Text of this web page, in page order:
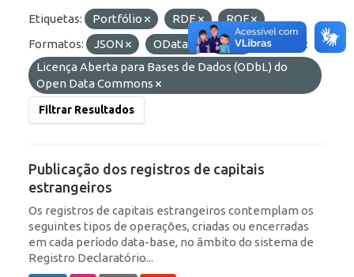
Etiquetas: Portfólio RDE
ROF
Formatos:
JSON OData API
Licenças:
Licença Aberta para Bases de Dados (ODbL) do
Open Data Commons
Filtrar Resultados
Publicação dos registros de capitais
estrangeiros
Os registros de capitais estrangeiros contemplam os
seguintes tipos de operações, criadas ou encerradas
em cada período data-base, no âmbito do sistema de
Registro Declaratório...